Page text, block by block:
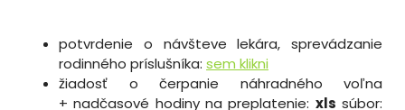
potvrdenie o návšteve lekára, sprevádzanie
rodinného príslušníka: sem klikni
žiadosť o čerpanie náhradného voľna
+ nadčasové hodiny na preplatenie: xls súbor: